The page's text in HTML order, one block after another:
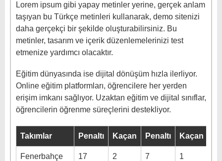
Lorem ipsum gibi yapay metinler yerine, gerçek anlam
taşıyan bu Türkçe metinleri kullanarak, demo sitenizi
daha gerçekçi bir şekilde oluşturabilirsiniz. Bu
metinler, tasarım ve içerik düzenlemelerinizi test
etmenize yardımcı olacaktır.
Eğitim dünyasında ise dijital dönüşüm hızla ilerliyor.
Online eğitim platformları, öğrencilere her yerden
erişim imkanı sağlıyor. Uzaktan eğitim ve dijital sınıflar,
öğrencilerin öğrenme süreçlerini destekliyor.
Takımlar Penaltı Kaçan Penaltı Kaçan
Fenerbahçe 17 2 7 1